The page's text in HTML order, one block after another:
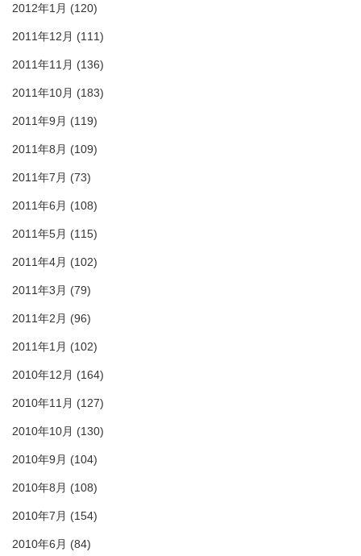
2012年1月 (120)
2011年12月 (111)
2011年11月 (136)
2011年10月 (183)
2011年9月 (119)
2011年8月 (109)
2011年7月 (73)
2011年6月 (108)
2011年5月 (115)
2011年4月 (102)
2011年3月 (79)
2011年2月 (96)
2011年1月 (102)
2010年12月 (164)
2010年11月 (127)
2010年10月 (130)
2010年9月 (104)
2010年8月 (108)
2010年7月 (154)
2010年6月 (84)